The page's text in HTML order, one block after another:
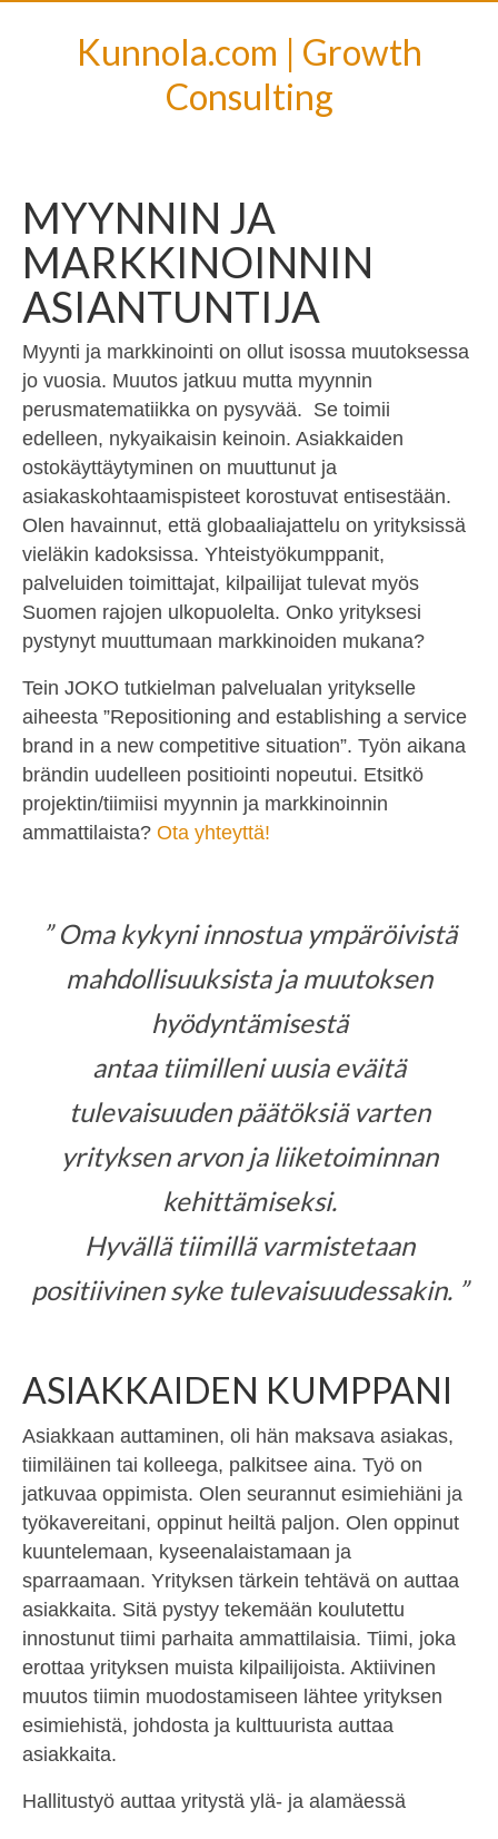
Kunnola.com | Growth
Consulting
MYYNNIN JA
MARKKINOINNIN
ASIANTUNTIJA
Myynti ja markkinointi on ollut isossa muutoksessa
jo vuosia. Muutos jatkuu mutta myynnin
perusmatematiikka on pysyvää. Se toimii
edelleen, nykyaikaisin keinoin. Asiakkaiden
ostokäyttäytyminen on muuttunut ja
asiakaskohtaamispisteet korostuvat entisestään.
Olen havainnut, että globaaliajattelu on yrityksissä
vieläkin kadoksissa. Yhteistyökumppanit,
palveluiden toimittajat, kilpailijat tulevat myös
Suomen rajojen ulkopuolelta. Onko yrityksesi
pystynyt muuttumaan markkinoiden mukana?
Tein JOKO tutkielman palvelualan yritykselle
aiheesta ”Repositioning and establishing a service
brand in a new competitive situation”. Työn aikana
brändin uudelleen positiointi nopeutui. Etsitkö
projektin/tiimiisi myynnin ja markkinoinnin
ammattilaista? Ota yhteyttä!
” Oma kykyni innostua ympäröivistä
mahdollisuuksista ja muutoksen
hyödyntämisestä
antaa tiimilleni uusia eväitä
tulevaisuuden päätöksiä varten
yrityksen arvon ja liiketoiminnan
kehittämiseksi.
Hyvällä tiimillä varmistetaan
positiivinen syke tulevaisuudessakin. ”
ASIAKKAIDEN KUMPPANI
Asiakkaan auttaminen, oli hän maksava asiakas,
tiimiläinen tai kolleega, palkitsee aina. Työ on
jatkuvaa oppimista. Olen seurannut esimiehiäni ja
työkavereitani, oppinut heiltä paljon. Olen oppinut
kuuntelemaan, kyseenalaistamaan ja
sparraamaan. Yrityksen tärkein tehtävä on auttaa
asiakkaita. Sitä pystyy tekemään koulutettu
innostunut tiimi parhaita ammattilaisia. Tiimi, joka
erottaa yrityksen muista kilpailijoista. Aktiivinen
muutos tiimin muodostamiseen lähtee yrityksen
esimiehistä, johdosta ja kulttuurista auttaa
asiakkaita.
Hallitustyö auttaa yritystä ylä- ja alamäessä